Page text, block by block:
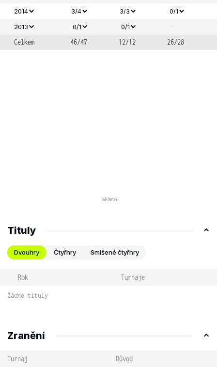
2014
3/4 3/3
0/1
2013
0/1 0/1
-
Celkem
46/47 12/12 26/28
Tituly
Dvouhry Čtyřhry Smíšené čtyřhry
Rok Turnaje
Žádné tituly
Zranění
Turnaj Důvod